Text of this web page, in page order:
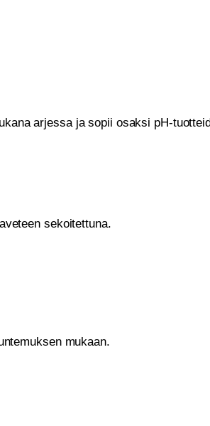
arjessa ja sopii osaksi pH-
sekoitettuna.
mukaan.